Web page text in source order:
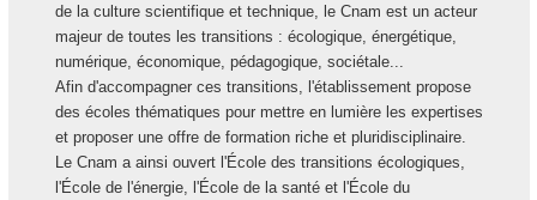
de la culture scientifique et technique, le Cnam est un acteur
majeur de toutes les transitions : écologique, énergétique,
numérique, économique, pédagogique, sociétale...
Afin d'accompagner ces transitions, l'établissement propose
des écoles thématiques pour mettre en lumière les expertises
et proposer une offre de formation riche et pluridisciplinaire.
Le Cnam a ainsi ouvert l'École des transitions écologiques,
l'École de l'énergie, l'École de la santé et l'École du